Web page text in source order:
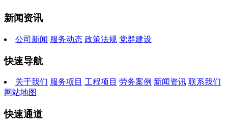
新闻资讯
公司新闻 服务动态 政策法规 党群建设
快速导航
关于我们 服务项目 工程项目 劳务案例 新闻资讯 联系我们
网站地图
快速通道